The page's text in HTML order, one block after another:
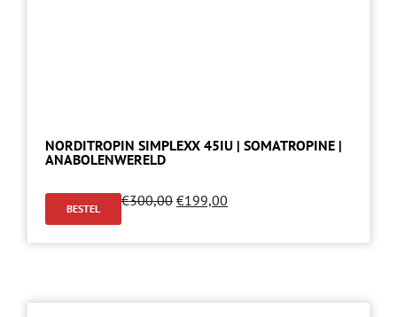
NORDITROPIN SIMPLEXX 45IU | SOMATROPINE |
ANABOLENWERELD
BESTEL €300,00 €199,00